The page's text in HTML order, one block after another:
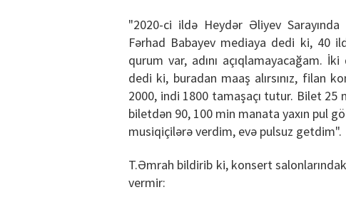
"2020-ci ildə Heydər Əliyev
Fərhad Babayev mediaya dedi ki, 40
qurum var, adını açıqlamayacağam.
dedi ki, buradan maaş alırsınız, filan
2000, indi 1800 tamaşaçı tutur. Bilet
biletdən 90, 100 min manata yaxın pul
musiqiçilərə verdim, evə pulsuz getdim".
T.Əmrah bildirib ki, konsert
vermir: